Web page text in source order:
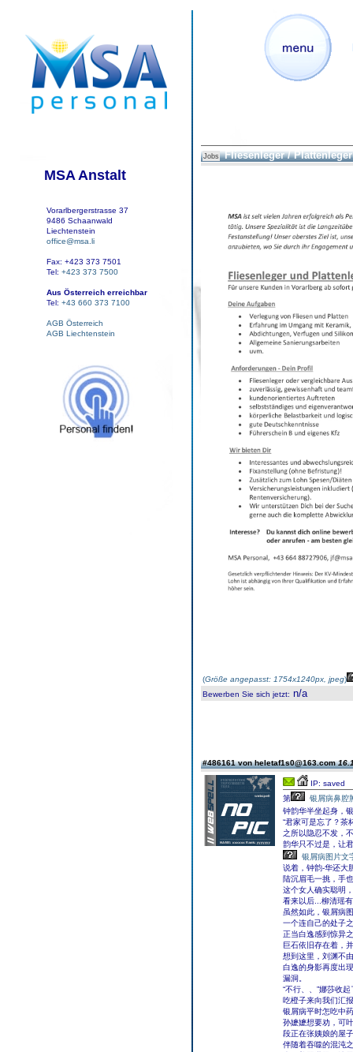
MSA Anstalt
Vorarlbergerstrasse 37
9486 Schaanwald
Liechtenstein
office@msa.li
Fax: +423 373 7501
Tel: +423 373 7500
Aus Österreich erreichbar
Tel: +43 660 373 7100
AGB Österreich
AGB Liechtenstein
Jobs Fliesenleger / Plattenleger
(Größe angepasst: 1754x1240px, jpeg)
Bewerben Sie sich jetzt: n/a
#486161 von heletaf1s0@163.com
IP: saved
第
银屑病鼻腔
钟韵华半坐起身，
“君家可是忘了？茶
之所以隐忍不发，
韵华只不过是，让
银屑病图片文
说着，钟韵-华还大
陆沉眉毛一挑，手
这个女人确实聪明
看来以后...柳清瑶
虽然如此，银屑病
一个连自己的处子
正当白逸感到惊异
巨石依旧存在着，
想到这里，刘渊不
白逸的身影再度出
漏洞。
“不行、、”娜莎收
吃橙子来向我们汇
银屑病平时怎吃中
孙嬷嬷想要劝，可
段正在张姨娘的屋
伴随着吞噬的混沌